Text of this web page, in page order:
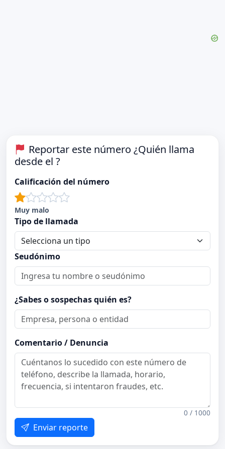
Reportar este número ¿Quién llama
desde el ?
Calificación del número
Muy malo
Tipo de llamada
Seudónimo
¿Sabes o sospechas quién es?
Comentario / Denuncia
0 / 1000
Enviar reporte